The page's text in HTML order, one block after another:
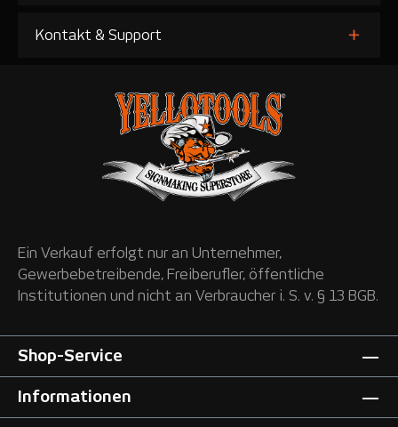
Kontakt & Support
Ein Verkauf erfolgt nur an Unternehmer,
Gewerbebetreibende, Freiberufler, öffentliche
Institutionen und nicht an Verbraucher i. S. v. § 13 BGB.
Shop-Service
Informationen